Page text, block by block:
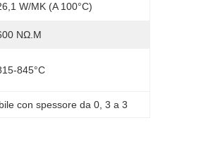
W/mK (a 100°C)
NΩ.m
845°C
con spessore da 0 , 3 a 3